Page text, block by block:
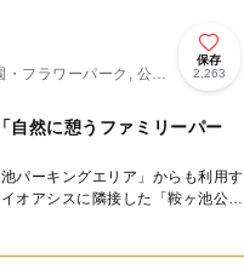
・フラワーパーク, 公
保存
2,263
自然に憩うファミリーパー
パーキングエリア」からも利用す
オアシスに隣接した「鞍ヶ池公